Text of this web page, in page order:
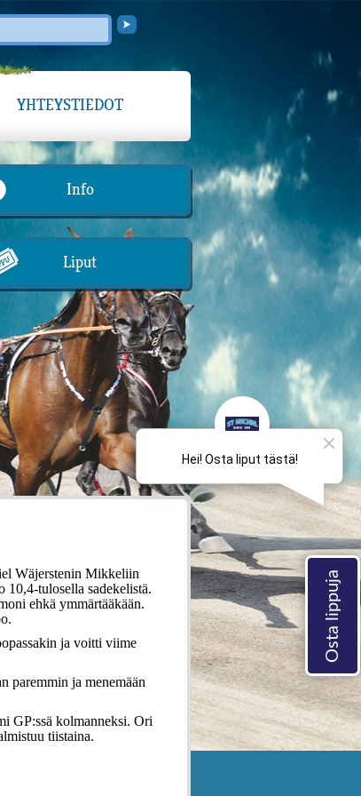
YHTEYSTIEDOT
Info
Liput
Wäjerstenin Mikkeliin
tulosella sadekelistä.
ehkä ymmärtääkään.
ja voitti viime
paremmin ja menemään
GP:ssä kolmanneksi. Ori
tiistaina.